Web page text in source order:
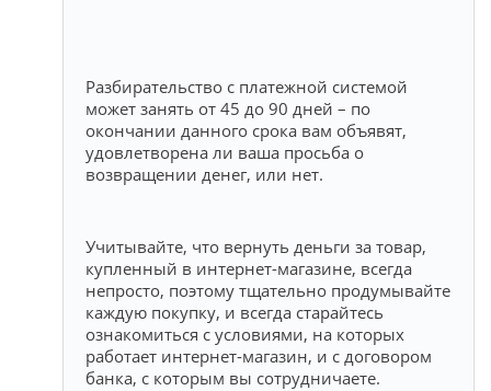
Разбирательство с платежной системой
может занять от 45 до 90 дней – по
окончании данного срока вам объявят,
удовлетворена ли ваша просьба о
возвращении денег, или нет.
Учитывайте, что вернуть деньги за товар,
купленный в интернет-магазине, всегда
непросто, поэтому тщательно продумывайте
каждую покупку, и всегда старайтесь
ознакомиться с условиями, на которых
работает интернет-магазин, и с договором
банка, с которым вы сотрудничаете.